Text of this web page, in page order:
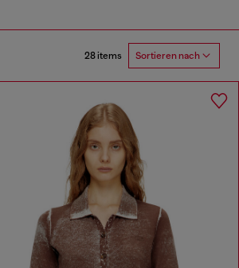
28 items Sortieren nach